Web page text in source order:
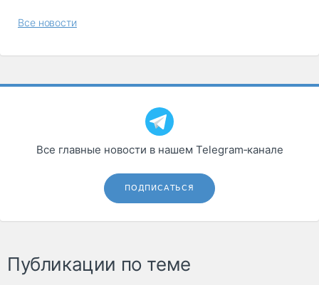
Все новости
Все главные новости в нашем Telegram‑канале
ПОДПИСАТЬСЯ
Публикации по теме